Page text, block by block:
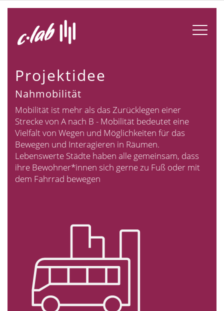
Skip
Projektidee
Nahmobilität
Mobilität ist mehr als das Zurücklegen einer
Strecke von A nach B - Mobilität bedeutet eine
Vielfalt von Wegen und Möglichkeiten für das
Bewegen und Interagieren in Räumen.
Lebenswerte Städte haben alle gemeinsam, dass
ihre Bewohner*innen sich gerne zu Fuß oder mit
dem Fahrrad bewegen